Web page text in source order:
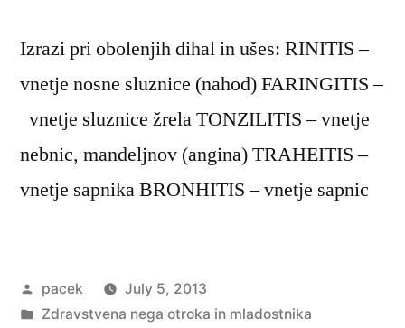
Izrazi pri obolenjih dihal in ušes: RINITIS –
vnetje nosne sluznice (nahod) FARINGITIS –
vnetje sluznice žrela TONZILITIS – vnetje
nebnic, mandeljnov (angina) TRAHEITIS –
vnetje sapnika BRONHITIS – vnetje sapnic
Posted
by
pacek
July 5, 2013
Posted
Zdravstvena nega otroka in mladostnika